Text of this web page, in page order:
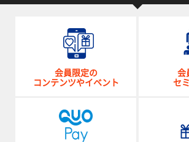
会員限定の
コンテンツやイベント
会
セ